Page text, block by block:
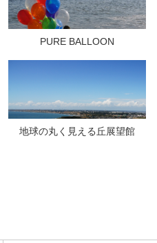
PURE BALLOON
地球の丸く見える丘展望館